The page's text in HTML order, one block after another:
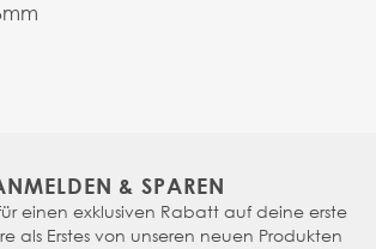
& SPAREN
einen exklusiven Rabatt auf deine erste
als Erstes von unseren neuen Produkten